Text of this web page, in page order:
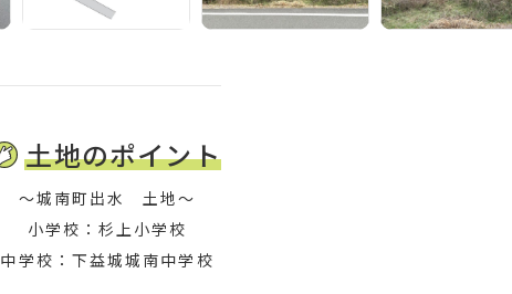
土地のポイント
～城南町出水 土地～
小学校：杉上小学校
中学校：下益城城南中学校